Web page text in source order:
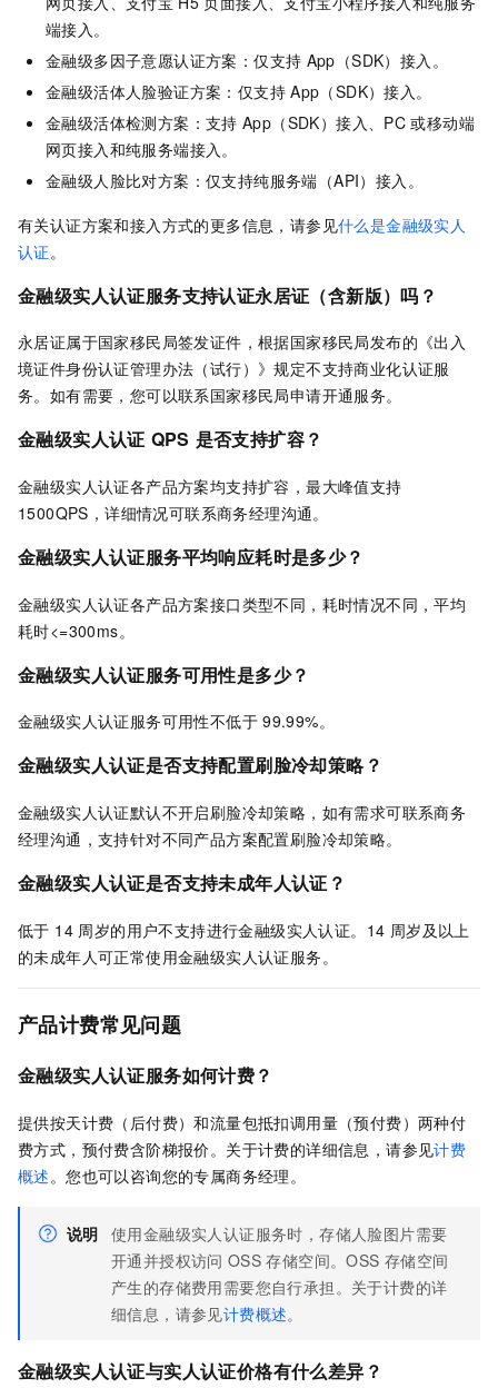
端接入。
金融级多因子意愿认证方案 ：仅支持 App（SDK）接入。
金融级活体人脸验证方案 ：仅支持 App（SDK）接入。
金融级活体检测方案 ：支持 App（SDK）接入、PC 或移动端
网页接入和纯服务端接入。
金融级人脸比对方案 ：仅支持纯服务端（API）接入。
有关认证方案和接入方式的更多信息，请参见什么是金融级实人
认证 。
金融级实人认证服务支持认证永居证（含新版）吗？
永居证属于国家移民局签发证件，根据国家移民局发布的《出入
境证件身份认证管理办法（试行）》规定不支持商业化认证服
务。如有需要，您可以联系国家移民局申请开通服务。
金融级实人认证 QPS 是否支持扩容？
金融级实人认证各产品方案均支持扩容，最大峰值支持
1500QPS，详细情况可联系商务经理沟通。
金融级实人认证服务平均响应耗时是多少？
金融级实人认证各产品方案接口类型不同，耗时情况不同，平均
耗时<=300ms。
金融级实人认证服务可用性是多少？
金融级实人认证服务可用性不低于 99.99%。
金融级实人认证是否支持配置刷脸冷却策略？
金融级实人认证默认不开启刷脸冷却策略，如有需求可联系商务
经理沟通，支持针对不同产品方案配置刷脸冷却策略。
金融级实人认证是否支持未成年人认证？
低于 14 周岁的用户不支持进行金融级实人认证。14 周岁及以上
的未成年人可正常使用金融级实人认证服务。
产品计费常见问题
金融级实人认证服务如何计费？
提供按天计费（后付费）和流量包抵扣调用量（预付费）两种付
费方式，预付费含阶梯报价。关于计费的详细信息，请参见计费
概述 。您也可以咨询您的专属商务经理。
说明 使用金融级实人认证服务时，存储人脸图片需要
开通并授权访问 OSS 存储空间。OSS 存储空间
产生的存储费用需要您自行承担。关于计费的详
细信息，请参见计费概述。
金融级实人认证与实人认证价格有什么差异？